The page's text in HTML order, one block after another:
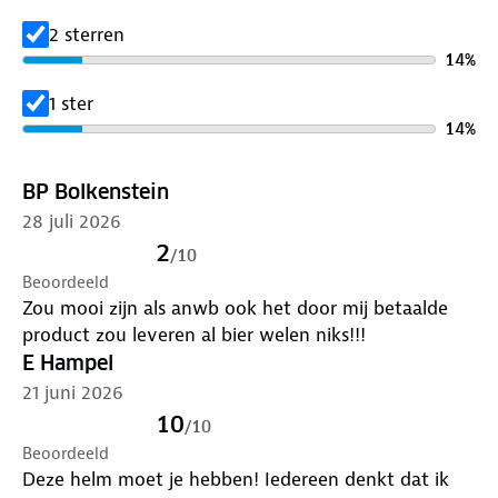
2 sterren
14%
1 ster
14%
BP Bolkenstein
28 juli 2026
2/10
Beoordeeld
Zou mooi zijn als anwb ook het door mij betaalde
product zou leveren al bier welen niks!!!
E Hampel
21 juni 2026
10/10
Beoordeeld
Deze helm moet je hebben! Iedereen denkt dat ik